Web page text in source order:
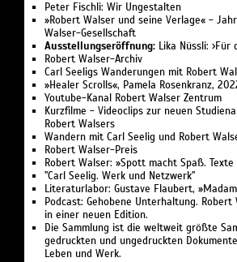
Peter Fischli: Wir Ungestalten
»Robert Walser und seine Verlage« -
Walser-Gesellschaft
Ausstellungseröffnung: Lika Nüssli: ›Für
Robert Walser-Archiv
Carl Seeligs Wanderungen mit Robert
»Healer Scrolls«, Pamela Rosenkranz,
Youtube-Kanal Robert Walser Zentrum
Kurzfilme - Videoclips zur neuen
Robert Walsers
Wandern mit Carl Seelig und Robert
Robert Walser-Preis
Robert Walser: »Spott macht Spaß. Texte
"Carl Seelig. Werk und Netzwerk"
Literaturlabor: Gustave Flaubert,
Podcast: Gehobene Unterhaltung.
in einer neuen Edition.
Die Sammlung ist die weltweit größte
gedruckten und ungedruckten
Leben und Werk.